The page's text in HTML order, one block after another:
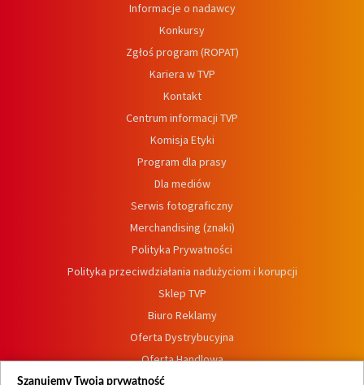
Informacje o nadawcy
Konkursy
Zgłoś program (ROPAT)
Kariera w TVP
Kontakt
Centrum informacji TVP
Komisja Etyki
Program dla prasy
Dla mediów
Serwis fotograficzny
Merchandising (znaki)
Polityka Prywatności
Polityka przeciwdziałania nadużyciom i korupcji
Sklep TVP
Biuro Reklamy
Oferta Dystrybucyjna
Oferta Handlowa
Dostępność
Szanujemy Twoją prywatność